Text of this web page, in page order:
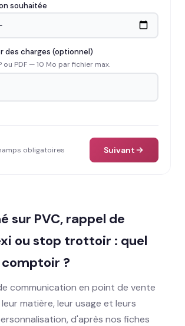
souhaitée
des charges (optionnel)
ou PDF — 10 Mo par fichier max.
obligatoires Suivant
sur PVC, rappel de
ou stop trottoir : quel
?
communication en point de vente
matière, leur usage et leurs
d'après nos fiches